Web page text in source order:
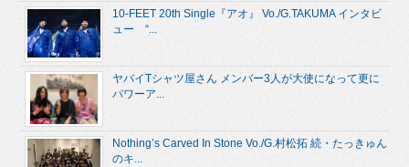
10-FEET 20th Single『アオ』 Vo./G.TAKUMA インタビ
ュー “...
ヤバイTシャツ屋さん メンバー3人が大使になって更に
パワーア...
Nothing’s Carved In Stone Vo./G.村松拓 続・たっきゅん
のキ...